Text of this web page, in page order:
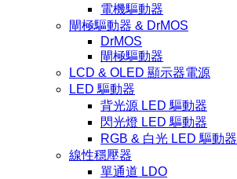
電機驅動器
閘極驅動器 & DrMOS
DrMOS
閘極驅動器
LCD & OLED 顯示器電源
LED 驅動器
背光源 LED 驅動器
閃光燈 LED 驅動器
RGB & 白光 LED 驅動器
線性穩壓器
單通道 LDO